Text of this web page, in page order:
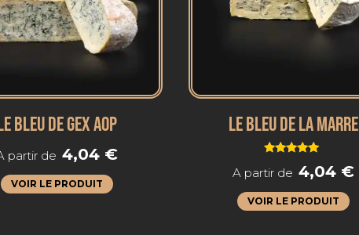
BLEU DE GEX AOP
partir de 4,04 €
VOIR LE PRODUIT
LE BLEU DE LA MARRE
5.00
A partir de 4,04 €
VOIR LE PRODUIT